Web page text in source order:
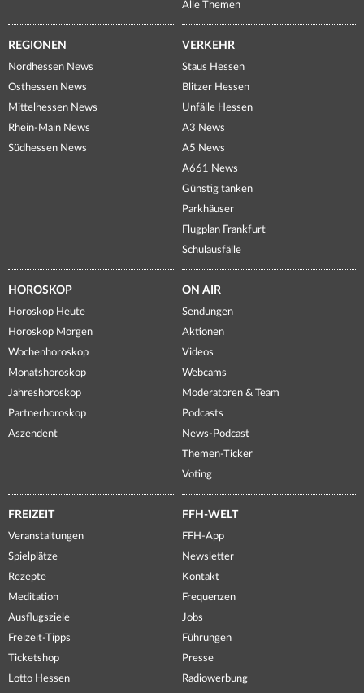
Alle Themen
REGIONEN
Nordhessen News
Osthessen News
Mittelhessen News
Rhein-Main News
Südhessen News
VERKEHR
Staus Hessen
Blitzer Hessen
Unfälle Hessen
A3 News
A5 News
A661 News
Günstig tanken
Parkhäuser
Flugplan Frankfurt
Schulausfälle
HOROSKOP
Horoskop Heute
Horoskop Morgen
Wochenhoroskop
Monatshoroskop
Jahreshoroskop
Partnerhoroskop
Aszendent
ON AIR
Sendungen
Aktionen
Videos
Webcams
Moderatoren & Team
Podcasts
News-Podcast
Themen-Ticker
Voting
FREIZEIT
Veranstaltungen
Spielplätze
Rezepte
Meditation
Ausflugsziele
Freizeit-Tipps
Ticketshop
Lotto Hessen
FFH-WELT
FFH-App
Newsletter
Kontakt
Frequenzen
Jobs
Führungen
Presse
Radiowerbung